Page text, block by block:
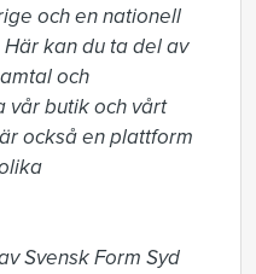
och en nationell
kan du ta del av
och
vår butik och vårt
också en plattform
Svensk Form Syd